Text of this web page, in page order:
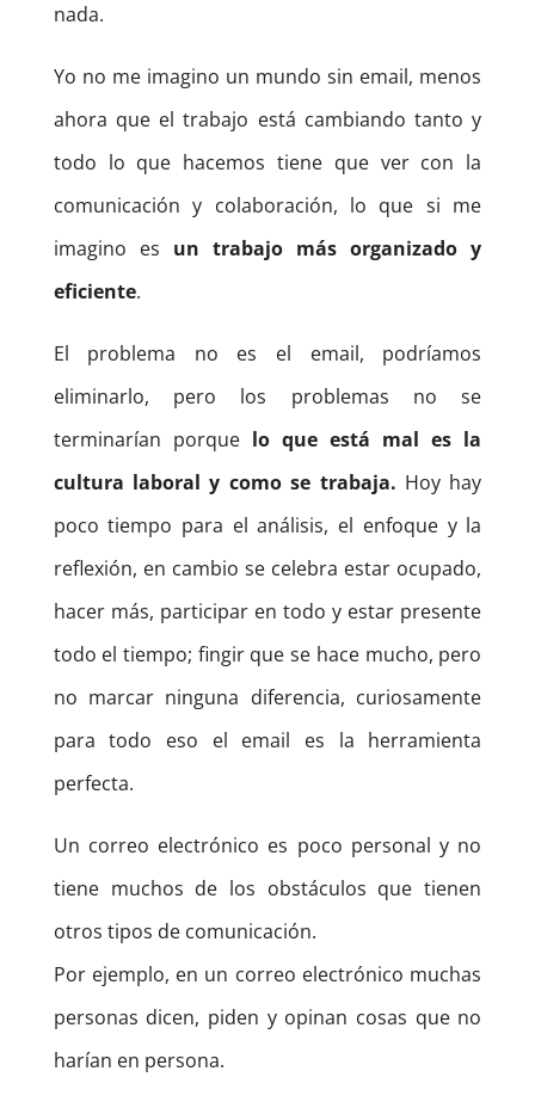
nada.
Yo no me imagino un mundo sin email, menos
ahora que el trabajo está cambiando tanto y
todo lo que hacemos tiene que ver con la
comunicación y colaboración, lo que si me
imagino es un trabajo más organizado y
eficiente.
El problema no es el email, podríamos
eliminarlo, pero los problemas no se
terminarían porque lo que está mal es la
cultura laboral y como se trabaja. Hoy hay
poco tiempo para el análisis, el enfoque y la
reflexión, en cambio se celebra estar ocupado,
hacer más, participar en todo y estar presente
todo el tiempo; fingir que se hace mucho, pero
no marcar ninguna diferencia, curiosamente
para todo eso el email es la herramienta
perfecta.
Un correo electrónico es poco personal y no
tiene muchos de los obstáculos que tienen
otros tipos de comunicación.
Por ejemplo, en un correo electrónico muchas
personas dicen, piden y opinan cosas que no
harían en persona.